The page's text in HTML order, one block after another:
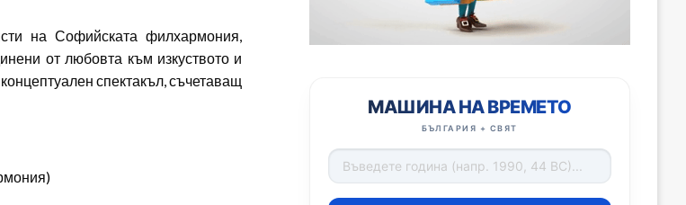
на Софийската филхармония,
от любовта към изкуството и
спектакъл, съчетаващ
МАШИНА НА ВРЕМЕТО
БЪЛГАРИЯ + СВЯТ